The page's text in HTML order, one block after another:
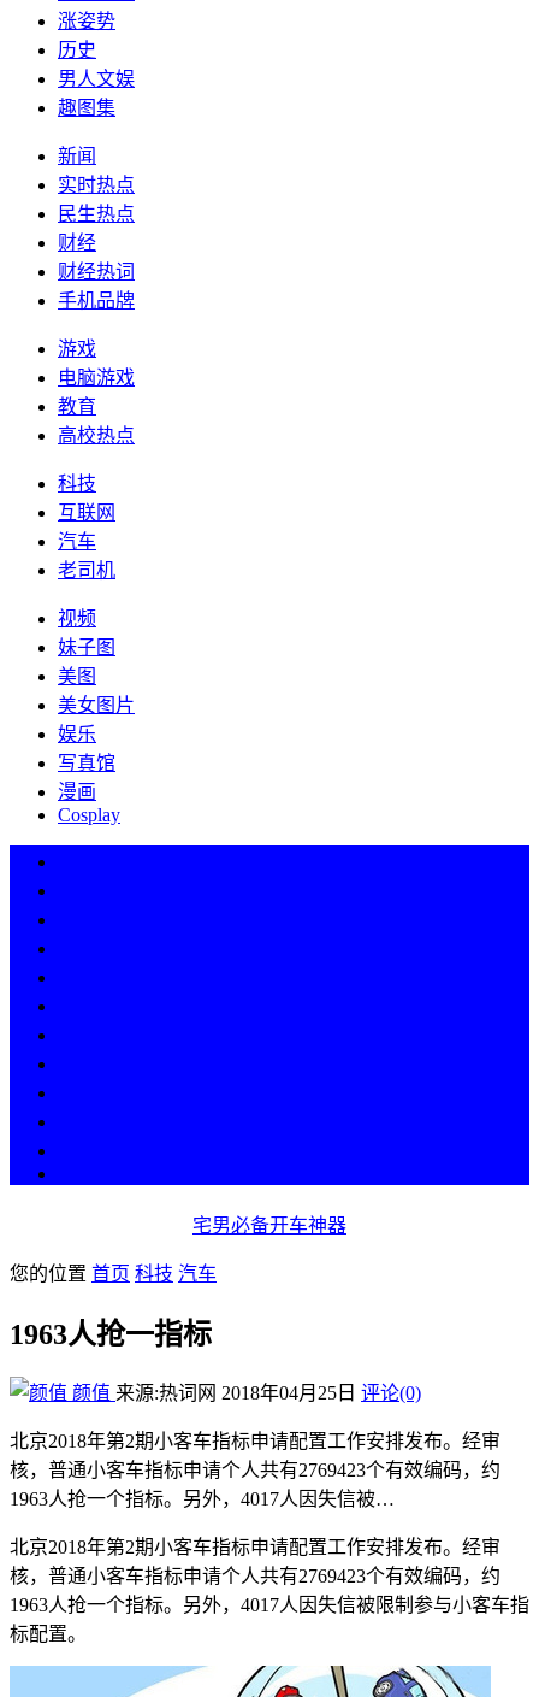
涨姿势
历史
男人文娱
趣图集
新闻
实时热点
民生热点
财经
财经热词
手机品牌
游戏
电脑游戏
教育
高校热点
科技
互联网
汽车
老司机
视频
妹子图
美图
美女图片
娱乐
写真馆
漫画
Cosplay
宅男必备开车神器
您的位置 首页 科技 汽车
1963人抢一指标
颜值 来源:热词网 2018年04月25日 评论(0)
北京2018年第2期小客车指标申请配置工作安排发布。经审
核，普通小客车指标申请个人共有2769423个有效编码，约
1963人抢一个指标。另外，4017人因失信被…
北京2018年第2期小客车指标申请配置工作安排发布。经审
核，普通小客车指标申请个人共有2769423个有效编码，约
1963人抢一个指标。另外，4017人因失信被限制参与小客车指
标配置。